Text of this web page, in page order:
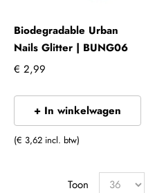
Biodegradable Urban
Nails Glitter | BUNG06
€ 2,99
+ In winkelwagen
(€ 3,62 incl. btw)
Toon